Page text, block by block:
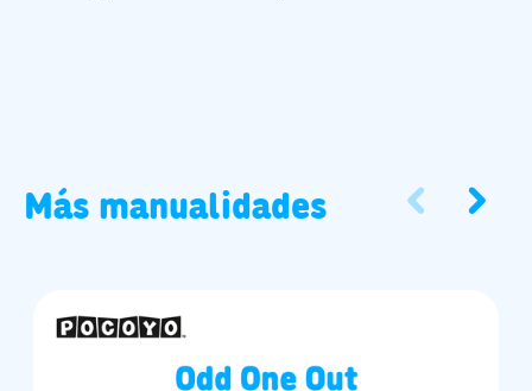
Más manualidades